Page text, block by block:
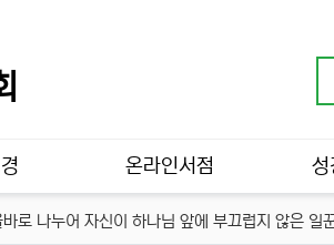
온라인서점 성
로 나누어 자신이 하나님 앞에 부끄럽지 않은